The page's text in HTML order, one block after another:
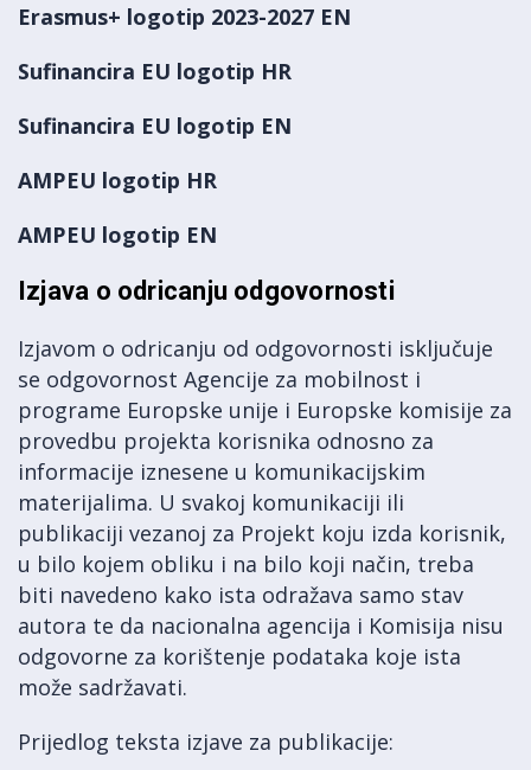
Erasmus+ logotip 2023-2027 EN
Sufinancira EU logotip HR
Sufinancira EU logotip EN
AMPEU logotip HR
AMPEU logotip EN
Izjava o odricanju odgovornosti
Izjavom o odricanju od odgovornosti isključuje
se odgovornost Agencije za mobilnost i
programe Europske unije i Europske komisije za
provedbu projekta korisnika odnosno za
informacije iznesene u komunikacijskim
materijalima. U svakoj komunikaciji ili
publikaciji vezanoj za Projekt koju izda korisnik,
u bilo kojem obliku i na bilo koji način, treba
biti navedeno kako ista odražava samo stav
autora te da nacionalna agencija i Komisija nisu
odgovorne za korištenje podataka koje ista
može sadržavati.
Prijedlog teksta izjave za publikacije: